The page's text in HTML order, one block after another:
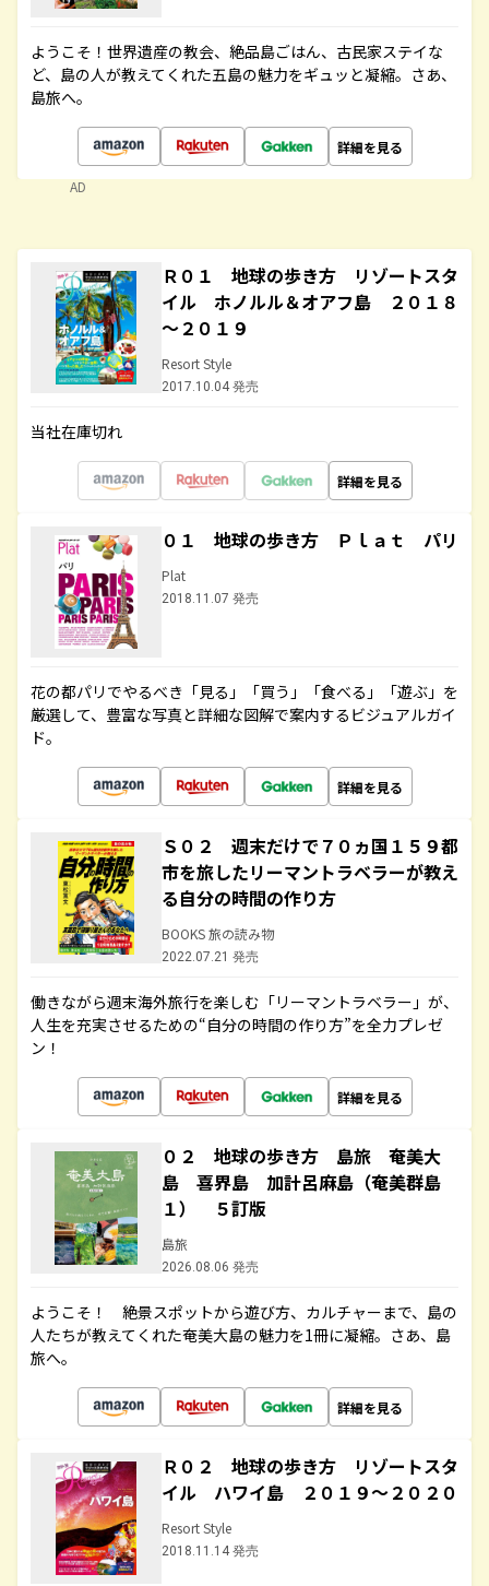
ようこそ！世界遺産の教会、絶品島ごはん、古民家ステイな
ど、島の人が教えてくれた五島の魅力をギュッと凝縮。さあ、
島旅へ。
詳細を見る
AD
Ｒ０１ 地球の歩き方 リゾートスタ
イル ホノルル＆オアフ島 ２０１８
～２０１９
Resort Style
2017.10.04 発売
当社在庫切れ
詳細を見る
０１ 地球の歩き方 Ｐｌａｔ パリ
Plat
2018.11.07 発売
花の都パリでやるべき「見る」「買う」「食べる」「遊ぶ」を
厳選して、豊富な写真と詳細な図解で案内するビジュアルガイ
ド。
詳細を見る
Ｓ０２ 週末だけで７０ヵ国１５９都
市を旅したリーマントラベラーが教え
る自分の時間の作り方
BOOKS 旅の読み物
2022.07.21 発売
働きながら週末海外旅行を楽しむ「リーマントラベラー」が、
人生を充実させるための“自分の時間の作り方”を全力プレゼ
ン！
詳細を見る
０２ 地球の歩き方 島旅 奄美大
島 喜界島 加計呂麻島（奄美群島
１） ５訂版
島旅
2026.08.06 発売
ようこそ！ 絶景スポットから遊び方、カルチャーまで、島の
人たちが教えてくれた奄美大島の魅力を1冊に凝縮。さあ、島
旅へ。
詳細を見る
Ｒ０２ 地球の歩き方 リゾートスタ
イル ハワイ島 ２０１９～２０２０
Resort Style
2018.11.14 発売